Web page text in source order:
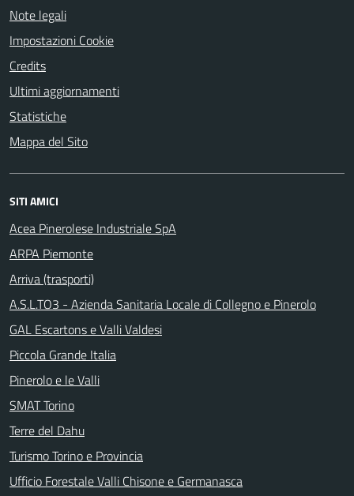
Note legali
Impostazioni Cookie
Credits
Ultimi aggiornamenti
Statistiche
Mappa del Sito
SITI AMICI
Acea Pinerolese Industriale SpA
ARPA Piemonte
Arriva (trasporti)
A.S.L.TO3 - Azienda Sanitaria Locale di Collegno e Pinerolo
GAL Escartons e Valli Valdesi
Piccola Grande Italia
Pinerolo e le Valli
SMAT Torino
Terre del Dahu
Turismo Torino e Provincia
Ufficio Forestale Valli Chisone e Germanasca